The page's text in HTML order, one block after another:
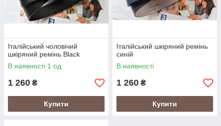
Італійський чоловічий
шкіряний ремінь Black
В наявності 1 од.
1 260 ₴
Купити
Італійський шкіряний ремінь
синій
В наявності
1 260 ₴
Купити